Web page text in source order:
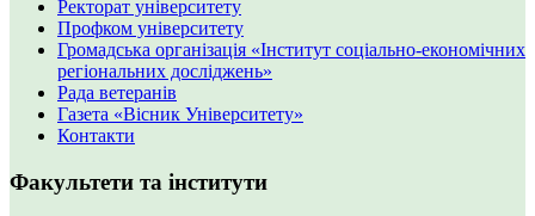
Ректорат університету
Профком університету
Громадська організація «Інститут соціально-економічних
регіональних досліджень»
Рада ветеранів
Газета «Вісник Університету»
Контакти
Факультети та інститути